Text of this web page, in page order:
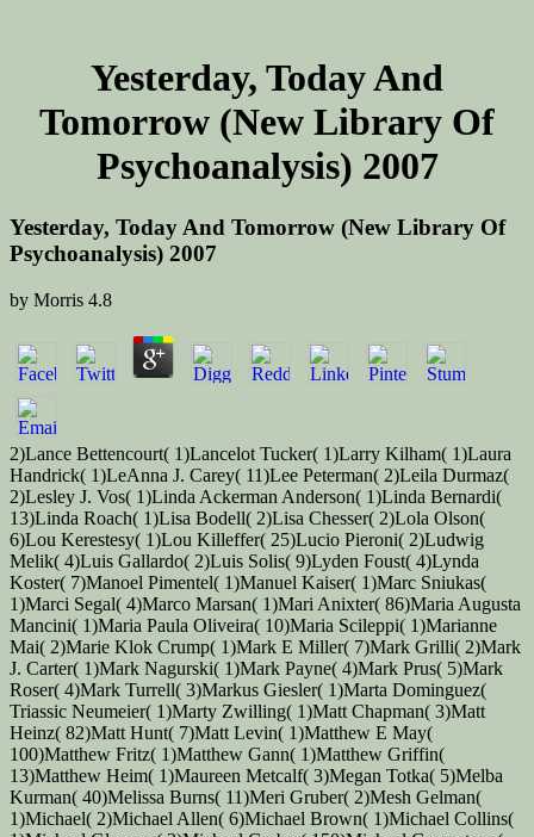
Yesterday, Today And
Tomorrow (New Library Of
Psychoanalysis) 2007
Yesterday, Today And Tomorrow (New Library Of
Psychoanalysis) 2007
by Morris 4.8
2)Lance Bettencourt( 1)Lancelot Tucker( 1)Larry Kilham( 1)Laura
Handrick( 1)LeAnna J. Carey( 11)Lee Peterman( 2)Leila Durmaz(
2)Lesley J. Vos( 1)Linda Ackerman Anderson( 1)Linda Bernardi(
13)Linda Roach( 1)Lisa Bodell( 2)Lisa Chesser( 2)Lola Olson(
6)Lou Kerestesy( 1)Lou Killeffer( 25)Lucio Pieroni( 2)Ludwig
Melik( 4)Luis Gallardo( 2)Luis Solis( 9)Lyden Foust( 4)Lynda
Koster( 7)Manoel Pimentel( 1)Manuel Kaiser( 1)Marc Sniukas(
1)Marci Segal( 4)Marco Marsan( 1)Mari Anixter( 86)Maria Augusta
Mancini( 1)Maria Paula Oliveira( 10)Maria Scileppi( 1)Marianne
Mai( 2)Marie Klok Crump( 1)Mark E Miller( 7)Mark Grilli( 2)Mark
J. Carter( 1)Mark Nagurski( 1)Mark Payne( 4)Mark Prus( 5)Mark
Roser( 4)Mark Turrell( 3)Markus Giesler( 1)Marta Dominguez(
Triassic Neumeier( 1)Marty Zwilling( 1)Matt Chapman( 3)Matt
Heinz( 82)Matt Hunt( 7)Matt Levin( 1)Matthew E May(
100)Matthew Fritz( 1)Matthew Gann( 1)Matthew Griffin(
13)Matthew Heim( 1)Maureen Metcalf( 3)Megan Totka( 5)Melba
Kurman( 40)Melissa Burns( 11)Meri Gruber( 2)Mesh Gelman(
1)Michael( 2)Michael Allen( 6)Michael Brown( 1)Michael Collins(